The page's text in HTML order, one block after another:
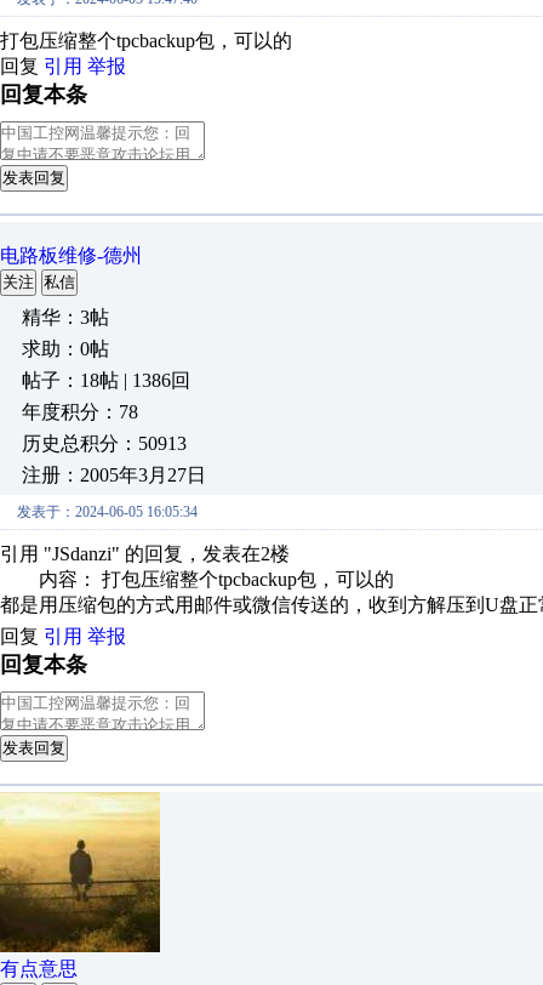
打包压缩整个tpcbackup包，可以的
回复 引用 举报
回复本条
发表回复
电路板维修-德州
关注 私信
精华：3帖
求助：0帖
帖子：18帖 | 1386回
年度积分：78
历史总积分：50913
注册：2005年3月27日
发表于：2024-06-05 16:05:34
引用 "JSdanzi" 的回复，发表在2楼
内容： 打包压缩整个tpcbackup包，可以的
都是用压缩包的方式用邮件或微信传送的，收到方解压到U盘正
回复 引用 举报
回复本条
发表回复
有点意思